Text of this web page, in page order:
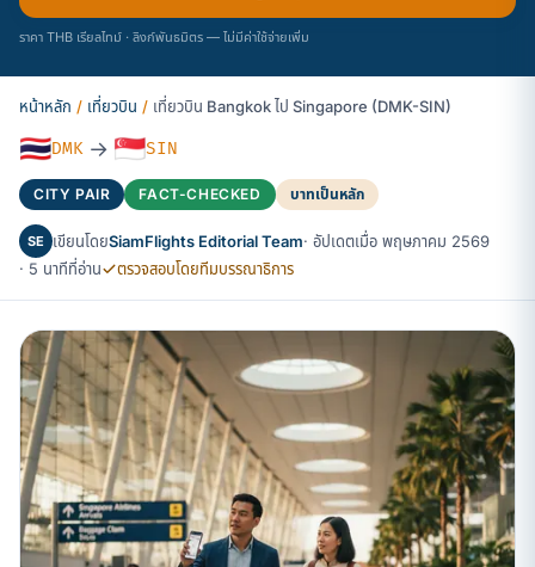
ราคา THB เรียลไทม์ · ลิงก์พันธมิตร — ไม่มีค่าใช้จ่ายเพิ่ม
หน้าหลัก / เที่ยวบิน / เที่ยวบิน Bangkok ไป Singapore (DMK-SIN)
🇹🇭DMK → 🇸🇬SIN
CITY PAIR FACT-CHECKED บาทเป็นหลัก
SE เขียนโดยSiamFlights Editorial Team· อัปเดตเมื่อ พฤษภาคม 2569
· 5 นาทีที่อ่าน
ตรวจสอบโดยทีมบรรณาธิการ